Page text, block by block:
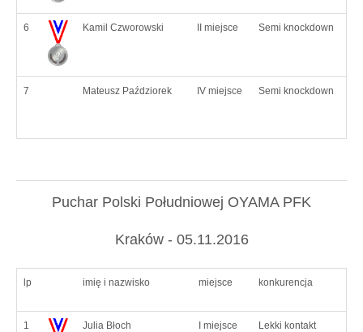
6 Kamil Czworowski II miejsce Semi knockdown
7 Mateusz Paździorek IV miejsce Semi knockdown
Puchar Polski Południowej OYAMA PFK
Kraków - 05.11.2016
lp imię i nazwisko miejsce konkurencja
1 Julia Błoch I miejsce Lekki kontakt